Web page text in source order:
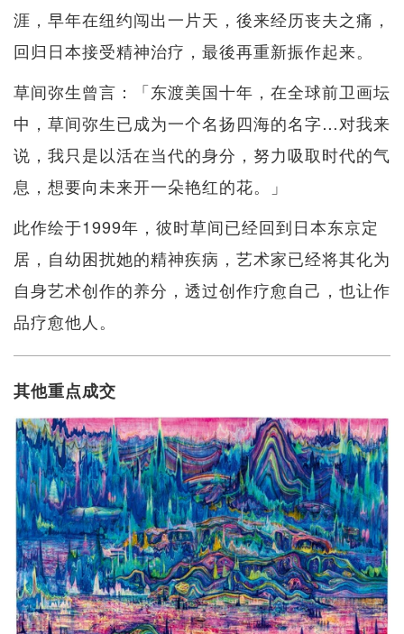
涯，早年在纽约闯出一片天，後来经历丧夫之痛，
回归日本接受精神治疗，最後再重新振作起来。
草间弥生曾言：「东渡美国十年，在全球前卫画坛
中，草间弥生已成为一个名扬四海的名字…对我来
说，我只是以活在当代的身分，努力吸取时代的气
息，想要向未来开一朵艳红的花。」
此作绘于1999年，彼时草间已经回到日本东京定
居，自幼困扰她的精神疾病，艺术家已经将其化为
自身艺术创作的养分，透过创作疗愈自己，也让作
品疗愈他人。
其他重点成交